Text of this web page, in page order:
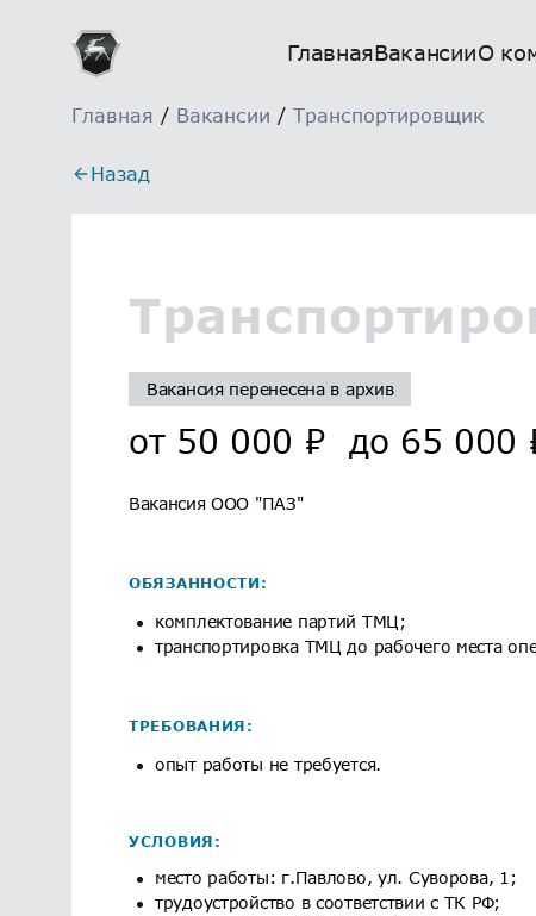
ГлавнаяВакансииО
Главная / Вакансии / Транспортировщик
Назад
Вакансия перенесена в архив
от 50 000 ₽ до 65 000
Вакансия ООО "ПАЗ"
ОБЯЗАННОСТИ:
комплектование партий ТМЦ;
транспортировка ТМЦ до рабочего места
ТРЕБОВАНИЯ:
опыт работы не требуется.
УСЛОВИЯ:
место работы: г.Павлово, ул. Суворова, 1;
трудоустройство в соответствии с ТК РФ;